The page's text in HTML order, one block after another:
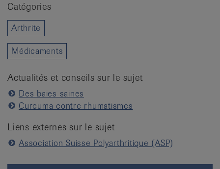
Catégories
Arthrite
Médicaments
Actualités et conseils sur le sujet
Des baies saines
Curcuma contre rhumatismes
Liens externes sur le sujet
Association Suisse Polyarthritique (ASP)